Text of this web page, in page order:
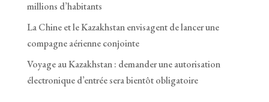
millions d’habitants
La Chine et le Kazakhstan envisagent de lancer une
compagne aérienne conjointe
Voyage au Kazakhstan : demander une autorisation
électronique d’entrée sera bientôt obligatoire